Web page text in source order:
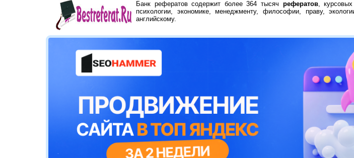
Банк рефератов содержит более 364 тысяч рефератов,
психологии, экономике, менеджменту, философии, праву,
английскому.